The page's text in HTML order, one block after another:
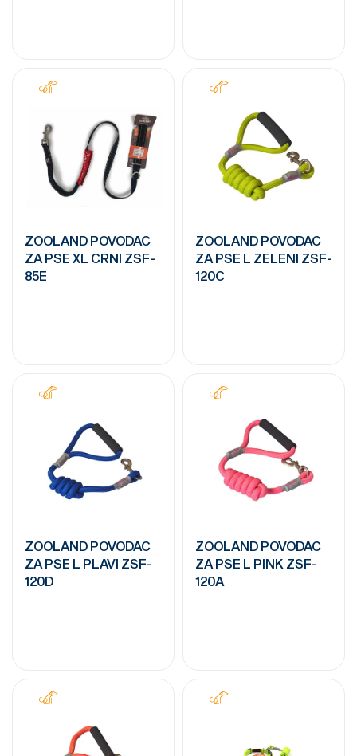
ZOOLAND POVODAC
ZA PSE XL CRNI ZSF-
85E
ZOOLAND POVODAC
ZA PSE L ZELENI ZSF-
120C
ZOOLAND POVODAC
ZA PSE L PLAVI ZSF-
120D
ZOOLAND POVODAC
ZA PSE L PINK ZSF-
120A